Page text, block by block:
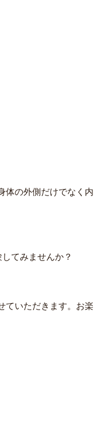
体の外側だけでなく内
てみませんか？
ていただきます。お楽